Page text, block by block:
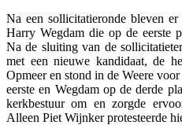
Na een sollicitatieronde bleven
Harry Wegdam die op de eerste
Na de sluiting van de
met een nieuwe kandidaat, de
Opmeer en stond in de Weere
eerste en Wegdam op de derde
kerkbestuur om en zorgde
Alleen Piet Wijnker protesteerde